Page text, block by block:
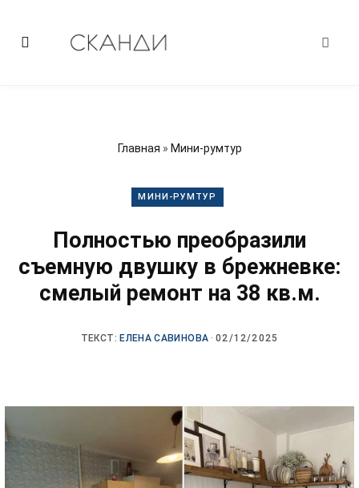
Главная » Мини-румтур
МИНИ-РУМТУР
Полностью преобразили
съемную двушку в брежневке:
смелый ремонт на 38 кв.м.
ТЕКСТ: ЕЛЕНА САВИНОВА ·02/12/2025